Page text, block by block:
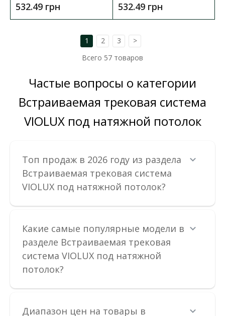
Магнитный трековый светильник UST-G 18W
Доступность:
Магнитные трековые светильники — это инновационный
выбор для стильного и функционального освеще..
В КОРЗИНУ
В сравнения
В закладки
532.49 грн 532.49 грн
1 2 3
>
Всего 57 товаров
Частые вопросы о категории
Встраиваемая трековая система
VIOLUX под натяжной потолок
Топ продаж в 2026 году из раздела
Встраиваемая трековая система
VIOLUX под натяжной потолок?
Какие самые популярные модели в
разделе Встраиваемая трековая
система VIOLUX под натяжной
потолок?
Диапазон цен на товары в